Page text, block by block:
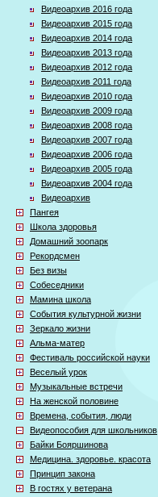
Видеоархив 2016 года
Видеоархив 2015 года
Видеоархив 2014 года
Видеоархив 2013 года
Видеоархив 2012 года
Видеоархив 2011 года
Видеоархив 2010 года
Видеоархив 2009 года
Видеоархив 2008 года
Видеоархив 2007 года
Видеоархив 2006 года
Видеоархив 2005 года
Видеоархив 2004 года
Видеоархив
Пангея
Школа здоровья
Домашний зоопарк
Рекордсмен
Без визы
Собеседники
Мамина школа
События культурной жизни
Зеркало жизни
Альма-матер
Фестиваль российской науки
Веселый урок
Музыкальные встречи
На женской половине
Времена, события, люди
Видеопособия для школьников
Байки Бояршинова
Медицина. здоровье. красота
Принцип закона
В гостях у ветерана